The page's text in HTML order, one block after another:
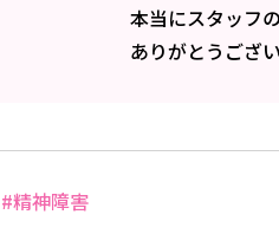
本当にスタッフ
ありがとうござ
#精神障害